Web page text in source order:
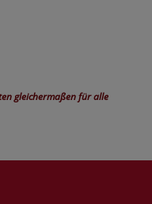
gleichermaßen für alle